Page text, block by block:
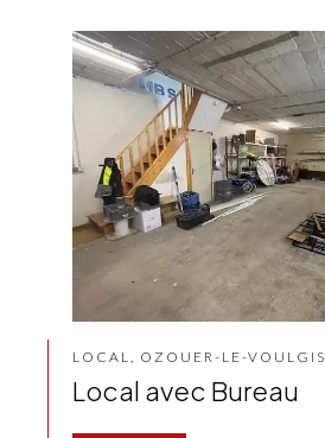
LOCAL, OZOUER-LE-VOULGIS
Local avec Bureau